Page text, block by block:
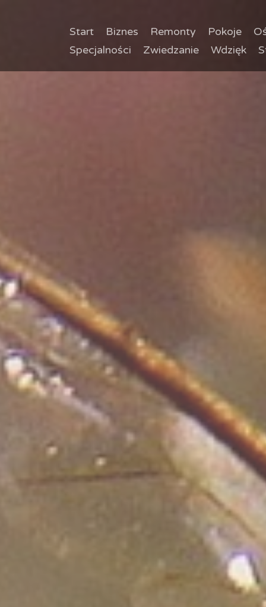
Start Biznes Remonty Pokoje
Specjalności
Zwiedzanie Wdzięk